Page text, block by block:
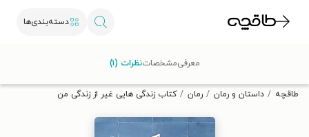
دسته‌بندی‌ها
تخفیف از طاقچه دریافت کن.
طاقچه داستان و رمان رمان کتاب زندگی هایی غیر از زندگی من
معرفیمشخصاتنظرات (۱)